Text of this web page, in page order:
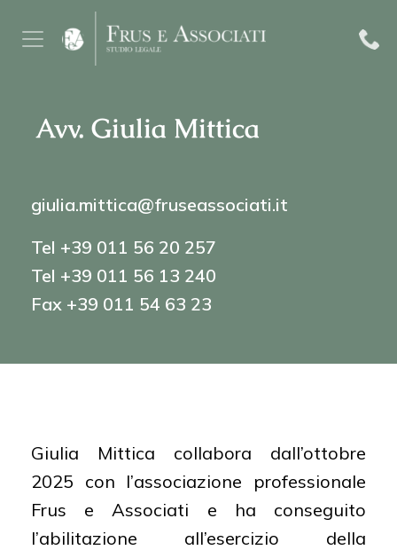
Avv. Giulia Mittica
giulia.mittica@fruseassociati.it
Tel +39 011 56 20 257
Tel +39 011 56 13 240
Fax +39 011 54 63 23
ABILITAZIONI: Avvocato del Foro di
Torino
LINGUE STRANIERE:Inglese
Giulia Mittica collabora dall’ottobre
2025 con l’associazione professionale
Frus e Associati e ha conseguito
l’abilitazione all’esercizio della